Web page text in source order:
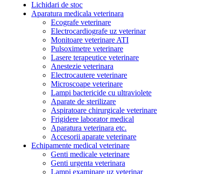
Lichidari de stoc
Aparatura medicala veterinara
Ecografe veterinare
Electrocardiografe uz veterinar
Monitoare veterinare ATI
Pulsoximetre veterinare
Lasere terapeutice veterinare
Anestezie veterinara
Electrocautere veterinare
Microscoape veterinare
Lampi bactericide cu ultraviolete
Aparate de sterilizare
Aspiratoare chirurgicale veterinare
Frigidere laborator medical
Aparatura veterinara etc.
Accesorii aparate veterinare
Echipamente medical veterinare
Genti medicale veterinare
Genti urgenta veterinara
Lampi examinare uz veterinar